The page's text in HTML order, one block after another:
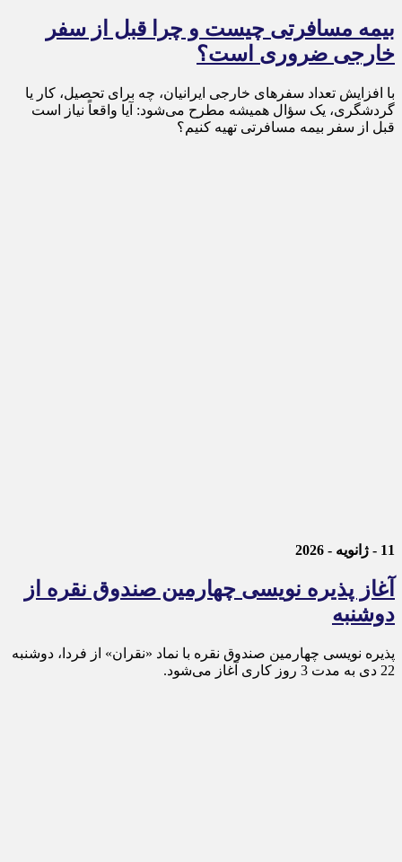
بیمه مسافرتی چیست و چرا قبل از سفر
خارجی ضروری است؟
با افزایش تعداد سفرهای خارجی ایرانیان، چه برای تحصیل، کار یا
گردشگری، یک سؤال همیشه مطرح می‌شود: آیا واقعاً نیاز است
قبل از سفر بیمه مسافرتی تهیه کنیم؟
11 - ژانویه - 2026
آغاز پذیره نویسی چهارمین صندوق نقره از
دوشنبه
پذیره‌ نویسی چهارمین صندوق نقره با نماد «نقران» از فردا، دوشنبه
22 دی به مدت 3 روز کاری آغاز می‌شود.